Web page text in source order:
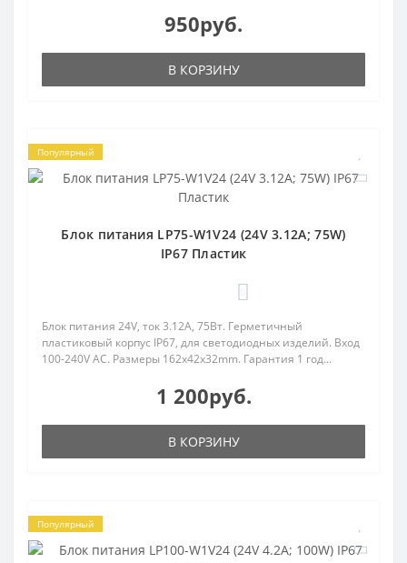
950руб.
В КОРЗИНУ
Популярный
Блок питания LP75-W1V24 (24V 3.12A; 75W)
IP67 Пластик
Блок питания 24V, ток 3.12А, 75Вт. Герметичный
пластиковый корпус IP67, для светодиодных изделий. Вход
100-240V AC. Размеры 162x42x32mm. Гарантия 1 год...
1 200руб.
В КОРЗИНУ
Популярный